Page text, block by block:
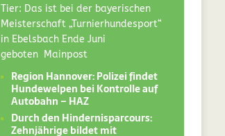
Tier: Das ist bei der bayerischen
Meisterschaft „Turnierhundesport“
in Ebelsbach Ende Juni
geboten Mainpost
Region Hannover: Polizei findet
Hundewelpen bei Kontrolle auf
Autobahn – HAZ
Durch den Hindernisparcours:
Zehnjährige bildet mit